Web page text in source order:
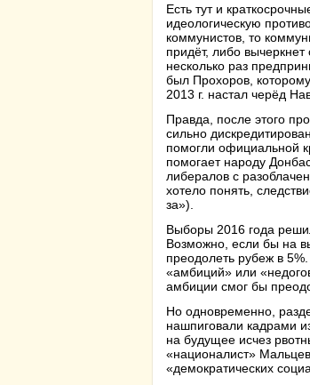
Есть тут и
идеологическую
коммунистов, то
придёт, либо
несколько раз
был Прохоров,
2013 г. настал черёд
Правда, после этого
сильно
помогли официальной
помогает народу
либералов с
хотело понять,
за»).
Выборы 2016 года
Возможно, если бы на
преодолеть рубеж в
«амбиций» или
амбиции смог бы
Но одновременно,
нашпиговали кадрами
на будущее исчез
«националист»
«демократических